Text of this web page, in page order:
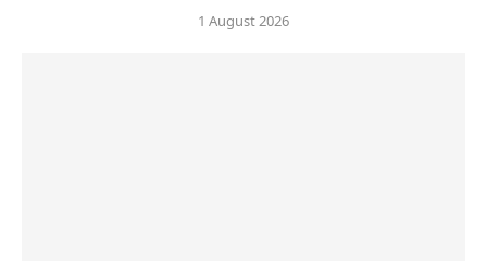
1 August 2026